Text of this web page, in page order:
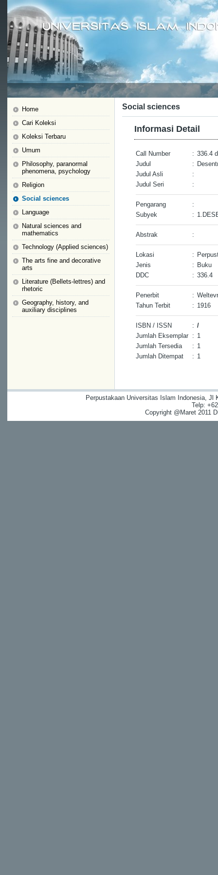
Home
Cari Koleksi
Koleksi Terbaru
Umum
Philosophy, paranormal
phenomena, psychology
Religion
Social sciences
Language
Natural sciences and
mathematics
Technology (Applied sciences)
The arts fine and decorative
arts
Literature (Bellets-lettres) and
rhetoric
Geography, history, and
auxiliary disciplines
Social sciences
Informasi Detail
Call Number : 336.4
Judul
:
Judul Asli
:
Judul Seri
:
Pengarang
:
Subyek
:
Abstrak :
Lokasi :
Jenis
: Buku
DDC
: 336.4
Penerbit :
Tahun Terbit
: 1916
ISBN / ISSN : /
Jumlah Eksemplar : 1
Jumlah Tersedia
: 1
Jumlah Ditempat
: 1
Perpustakaan Universitas Islam Indonesia, Jl
Telp:
Copyright @Maret 2011